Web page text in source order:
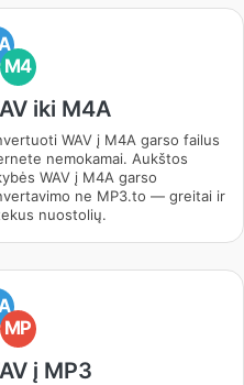
M4
iki M4A
WAV į M4A garso failus
nemokamai. Aukštos
WAV į M4A garso
ne MP3.to — greitai ir
nuostolių.
MP
į MP3